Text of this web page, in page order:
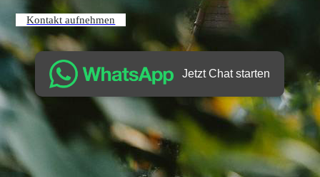
Kontakt aufnehmen